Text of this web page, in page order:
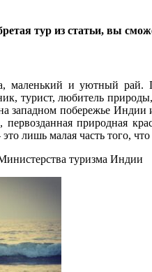
тур из статьи, вы
маленький и уютный
турист, любитель
западном побережье
первозданная природная
лишь малая часть того,
туризма Индии